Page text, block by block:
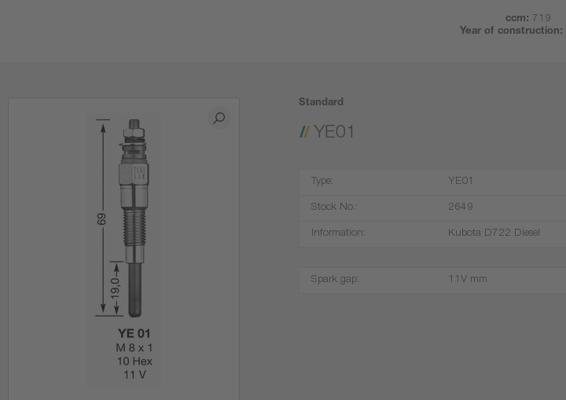
ccm: 719
Year of construction:
Standard
YE01
Type: YE01
Stock No.: 2649
Information: Kubota D722 Diesel
Spark gap: 11V mm